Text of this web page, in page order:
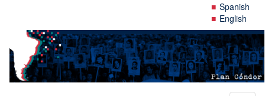
contenido
principal
Spanish
English